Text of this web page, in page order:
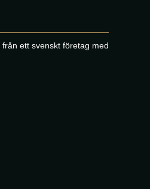
ett svenskt företag med